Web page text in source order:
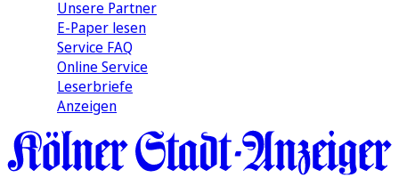
Unsere Partner
E-Paper lesen
Service FAQ
Online Service
Leserbriefe
Anzeigen